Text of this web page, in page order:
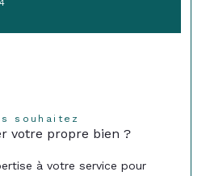
souhaitez
votre propre bien ?
à votre service pour